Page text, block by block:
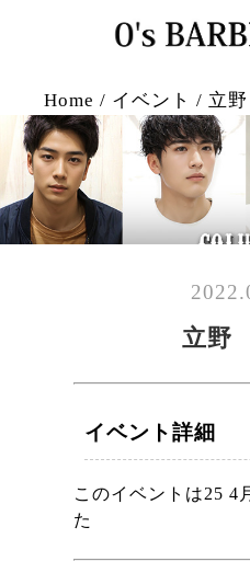
Home / イベント / 立
立野
イベント詳細
このイベントは25 4
た